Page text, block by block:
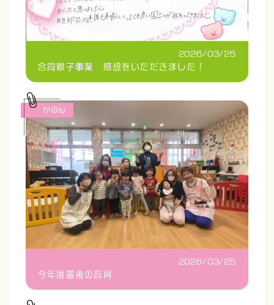
2026/03/25
合同親子事業 感想をいただきました！
2026/03/25
今年度最後の音育
かのん